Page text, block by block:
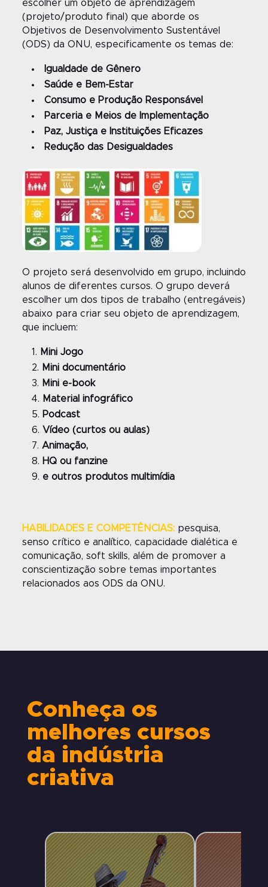
escolher um objeto de aprendizagem
(projeto/produto final) que aborde os
Objetivos de Desenvolvimento Sustentável
(ODS) da ONU, especificamente os temas de:
Igualdade de Gênero
Saúde e Bem-Estar
Consumo e Produção Responsável
Parceria e Meios de Implementação
Paz, Justiça e Instituições Eficazes
Redução das Desigualdades
O projeto será desenvolvido em grupo, incluindo
alunos de diferentes cursos. O grupo deverá
escolher um dos tipos de trabalho (entregáveis)
abaixo para criar seu objeto de aprendizagem,
que incluem:
Mini Jogo
Mini documentário
Mini e-book
Material infográfico
Podcast
Vídeo (curtos ou aulas)
Animação,
HQ ou fanzine
e outros produtos multimídia
HABILIDADES E COMPETÊNCIAS:pesquisa,
senso crítico e analítico, capacidade dialética e
comunicação, soft skills, além de promover a
conscientização sobre temas importantes
relacionados aos ODS da ONU.
Conheça os
melhores cursos
da indústria
criativa